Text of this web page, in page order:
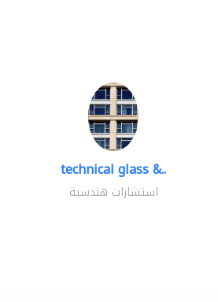
technical glass &..
استشارات هندسية